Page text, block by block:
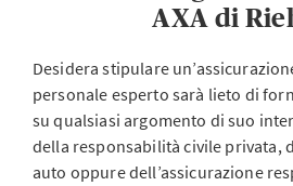
AXA di
Desidera stipulare
personale esperto sarà lieto di
su qualsiasi argomento di suo
della responsabilità civile privata,
auto oppure dell’assicurazione